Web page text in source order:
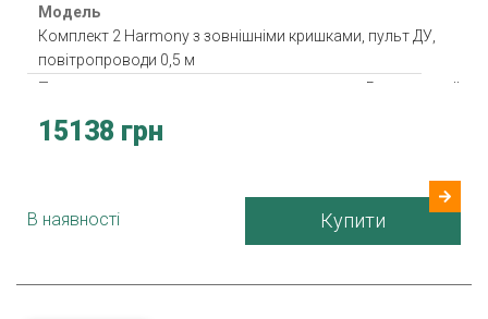
Модель
Комплект 2 Harmony з зовнішніми кришками, пульт ДУ,
повітропроводи 0,5 м
Тип
Реверсивний
Клас фільтра
Нагрівач
1.6-2.6 Вт
Гарантія
15138 грн
В наявності Купити